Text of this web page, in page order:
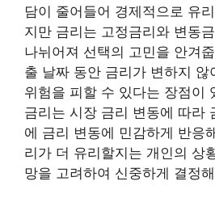
담이 줄어들어 경제적으로 유
지만 금리는 고정금리와 변동
나뉘어져 선택의 고민을 안겨
출 날짜 동안 금리가 변하지 않
위험을 피할 수 있다는 장점이
금리는 시장 금리 변동에 따라
에 금리 변동에 민감하게 반응
리가 더 유리할지는 개인의 상
망을 고려하여 신중하게 결정